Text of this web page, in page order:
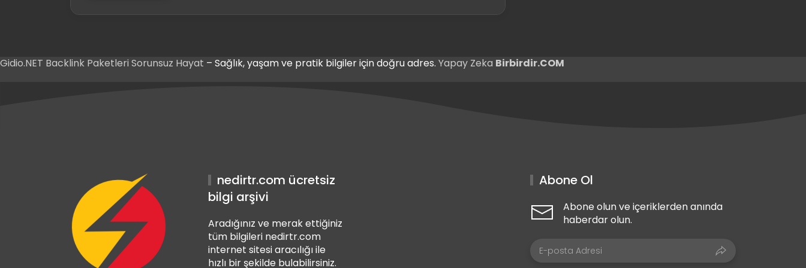
Gidio.NET Backlink Paketleri Sorunsuz Hayat – Sağlık, yaşam ve pratik bilgiler için doğru adres. Yapay Zeka Birbirdir.COM
nedirtr.com ücretsiz
bilgi arşivi
Aradığınız ve merak ettiğiniz
tüm bilgileri nedirtr.com
internet sitesi aracılığı ile
hızlı bir şekilde bulabilirsiniz.
Abone Ol
Abone olun ve içeriklerden anında
haberdar olun.